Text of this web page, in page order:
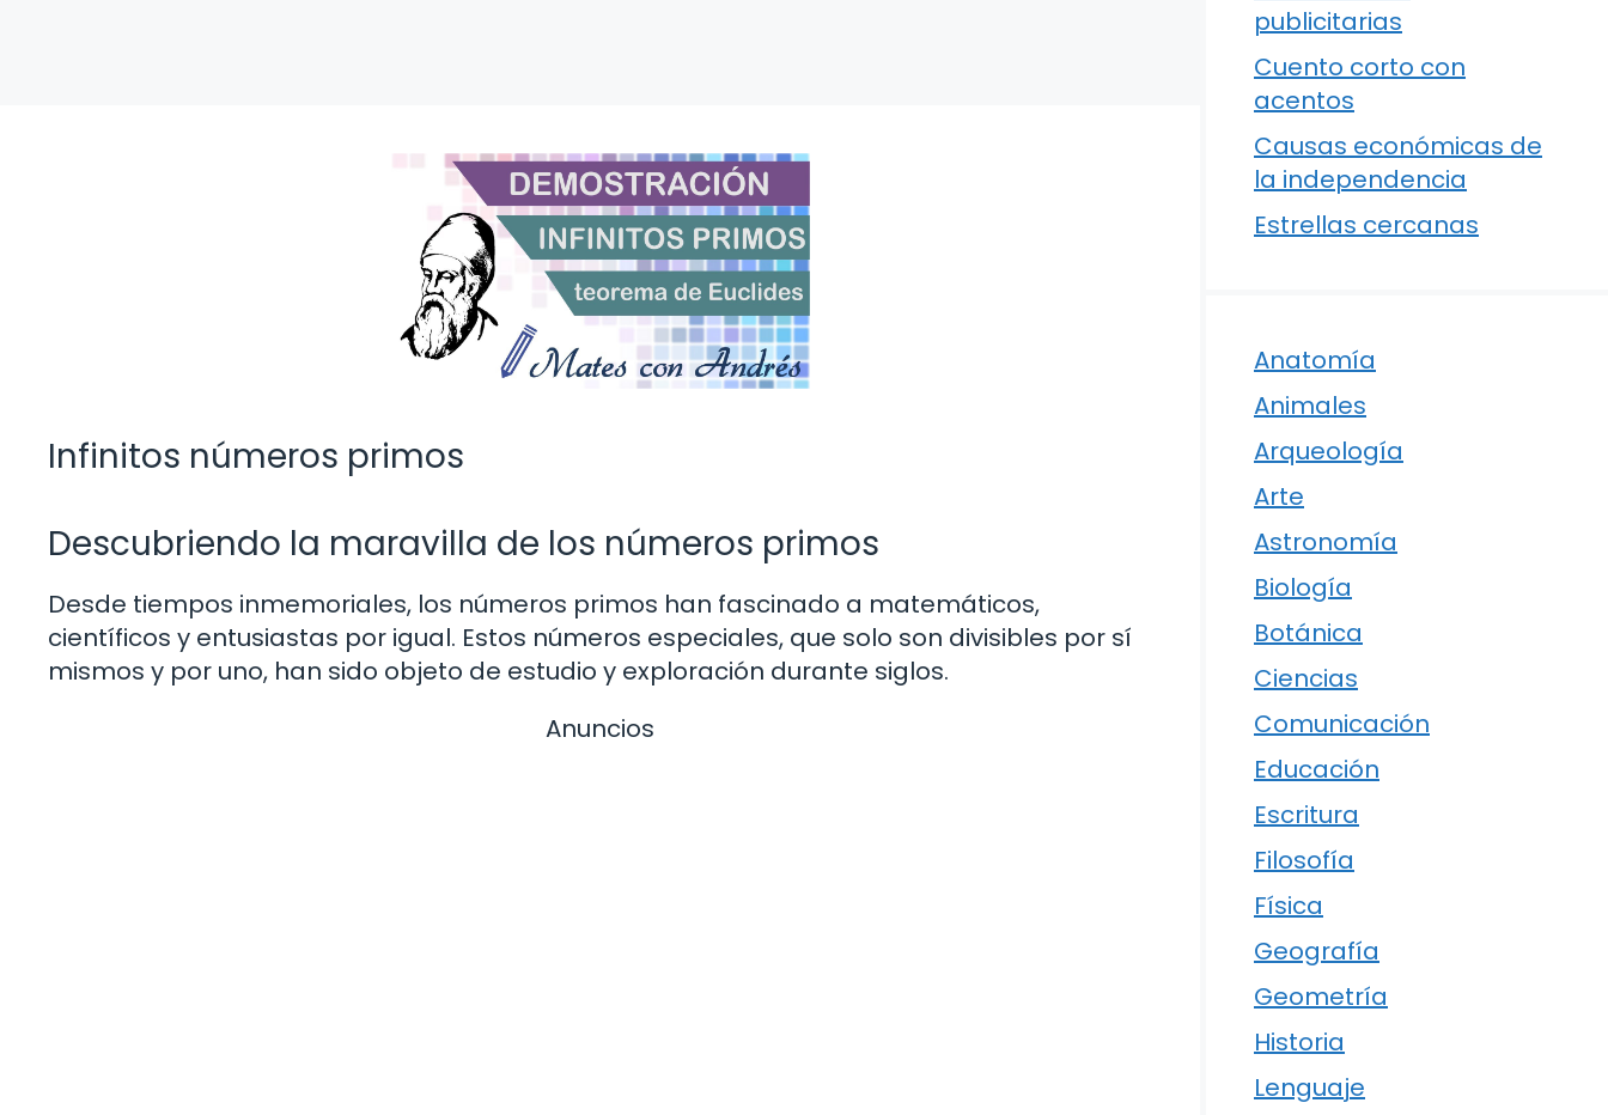
Infinitos números primos
Descubriendo la maravilla de los números primos
Desde tiempos inmemoriales, los números primos han fascinado a matemáticos,
científicos y entusiastas por igual. Estos números especiales, que solo son divisibles por sí
mismos y por uno, han sido objeto de estudio y exploración durante siglos.
Anuncios
publicitarias
Cuento corto con
acentos
Causas económicas de
la independencia
Estrellas cercanas
Anatomía
Animales
Arqueología
Arte
Astronomía
Biología
Botánica
Ciencias
Comunicación
Educación
Escritura
Filosofía
Física
Geografía
Geometría
Historia
Lenguaje